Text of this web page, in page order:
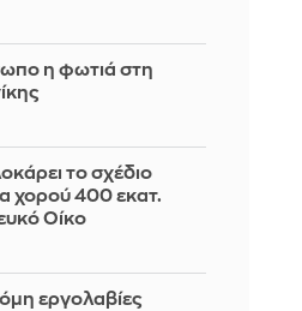
η φωτιά στη
το σχέδιο
χορού 400 εκατ.
Οίκο
εργολαβίες